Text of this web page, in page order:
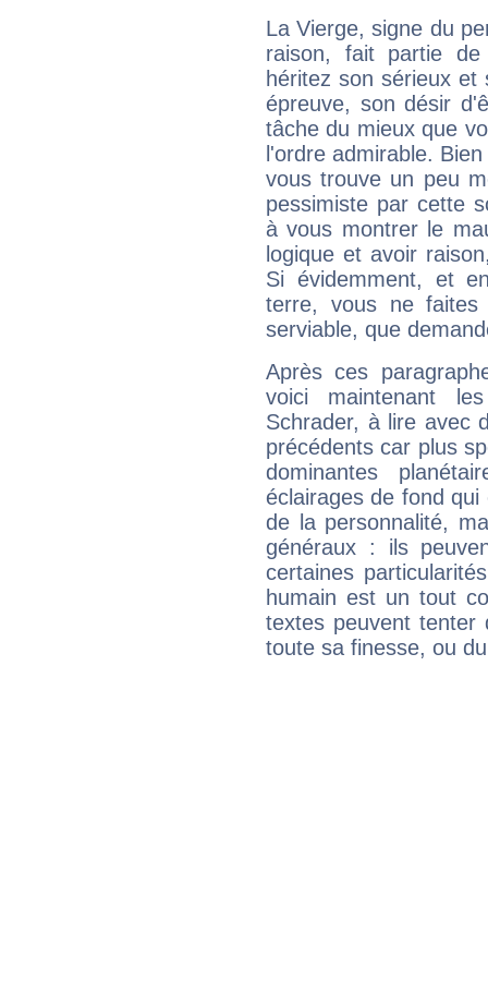
La Vierge, signe du
raison, fait partie
héritez son sérieux
épreuve, son désir
tâche du mieux que
l'ordre admirable.
vous trouve un peu
pessimiste par cette
à vous montrer le
logique et avoir
Si évidemment, et
terre, vous ne
serviable, que
Après ces
voici maintenant
Schrader, à lire avec
précédents car plus
dominantes
éclairages de fond
de la personnalité,
généraux : ils
certaines
humain est un tout
textes peuvent tenter
toute sa finesse, ou